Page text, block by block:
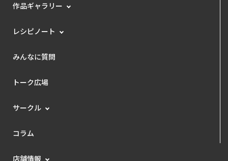
作品ギャラリー
レシピノート
みんなに質問
トーク広場
サークル
コラム
店舗情報